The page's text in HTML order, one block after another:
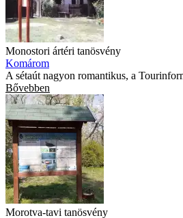
Monostori ártéri tanösvény
Komárom
A sétaút nagyon romantikus, a
Bővebben
Morotva-tavi tanösvény